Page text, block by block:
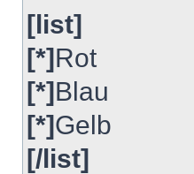
[list]
[*]Rot
[*]Blau
[*]Gelb
[/list]